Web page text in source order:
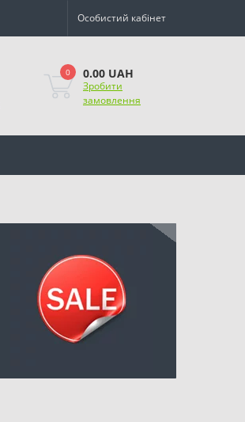
Особистий кабінет
0 0.00 UAH
Зробити
замовлення